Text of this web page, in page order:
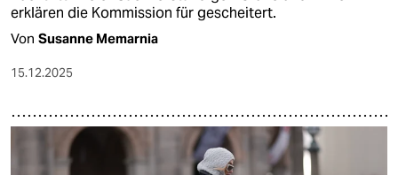
erklären die Kommission für gescheitert.
Von Susanne Memarnia
15.12.2025